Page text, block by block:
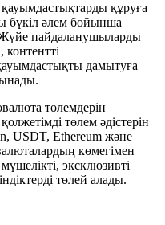
құруға
бүкіл әлем бойынша
пайдаланушыларды
дамытуға
төлемдерін
төлем әдістерін
USDT, Ethereum және
көмегімен
эксклюзивті
төлей алады.